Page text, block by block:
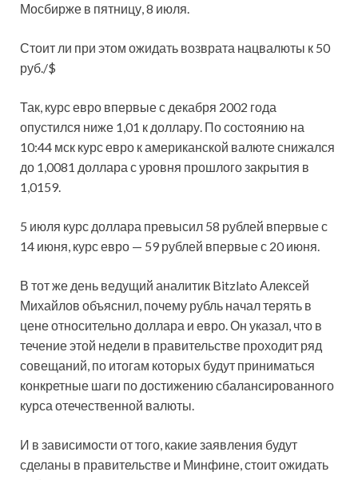
Мосбирже в пятницу, 8 июля.
Стоит ли при этом ожидать возврата нацвалюты к 50
руб./$
Так, курс евро впервые с декабря 2002 года
опустился ниже 1,01 к доллару. По состоянию на
10:44 мск курс евро к американской валюте снижался
до 1,0081 доллара с уровня прошлого закрытия в
1,0159.
5 июля курс доллара превысил 58 рублей впервые с
14 июня, курс евро — 59 рублей впервые с 20 июня.
В тот же день ведущий аналитик Bitzlato Алексей
Михайлов объяснил, почему рубль начал терять в
цене относительно доллара и евро. Он указал, что в
течение этой недели в правительстве проходит ряд
совещаний, по итогам которых будут приниматься
конкретные шаги по достижению сбалансированного
курса отечественной валюты.
И в зависимости от того, какие заявления будут
сделаны в правительстве и Минфине, стоит ожидать